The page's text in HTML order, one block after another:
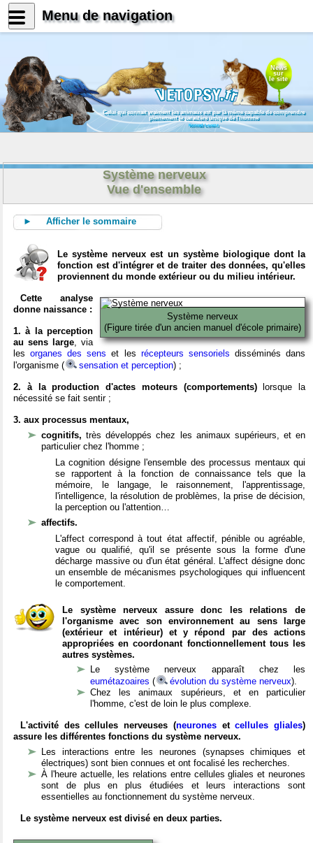
News
sur
le site
Celui qui connait vraiment les animaux est par là même capable de comprendre
pleinement le caractère unique de l'homme
Konrad Lorenz
Système nerveux
Vue d'ensemble
► Afficher le sommaire
Le système nerveux est un système biologique dont la
fonction est d'intégrer et de traiter des données, qu'elles
proviennent du monde extérieur ou du milieu intérieur.
Système nerveux
(Figure tirée d'un ancien manuel d'école primaire)
Cette analyse
donne naissance :
1. à la perception
au sens large, via
lesorganes des sens et les récepteurs sensoriels disséminés dans
l'organisme (
sensation et perception) ;
2. à la production d'actes moteurs (comportements)lorsque la
nécessité se fait sentir ;
3. aux processus mentaux,
cognitifs,très développés chez les animaux supérieurs, et en
particulier chez l'homme ;
La cognition désigne l'ensemble des processus mentaux qui
se rapportent à la fonction de connaissance tels que la
mémoire, le langage, le raisonnement, l'apprentissage,
l'intelligence, la résolution de problèmes, la prise de décision,
la perception ou l'attention…
affectifs.
L'affect correspond à tout état affectif, pénible ou agréable,
vague ou qualifié, qu'il se présente sous la forme d'une
décharge massive ou d'un état général. L'affect désigne donc
un ensemble de mécanismes psychologiques qui influencent
le comportement.
Le système nerveux assure donc les relations de
l'organisme avec son environnement au sens large
(extérieur et intérieur) et y répond par des actions
appropriées en coordonant fonctionnellement tous les
autres systèmes.
Le système nerveux apparaît chez les
eumétazoaires ( évolution du système nerveux).
Chez les animaux supérieurs, et en particulier
l'homme, c'est de loin le plus complexe.
L'activité des cellules nerveuses (neuronesetcellules gliales)
assure les différentes fonctions du système nerveux.
Les interactions entre les neurones (synapses chimiques et
électriques) sont bien connues et ont focalisé les recherches.
À l'heure actuelle, les relations entre cellules gliales et neurones
sont de plus en plus étudiées et leurs interactions sont
essentielles au fonctionnement du système nerveux.
Le système nerveux est divisé en deux parties.
Menu de navigation